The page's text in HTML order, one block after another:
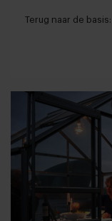
Terug naar de